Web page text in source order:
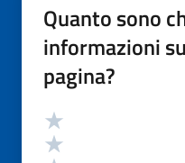
Quanto sono
informazioni
pagina?
Valutazione